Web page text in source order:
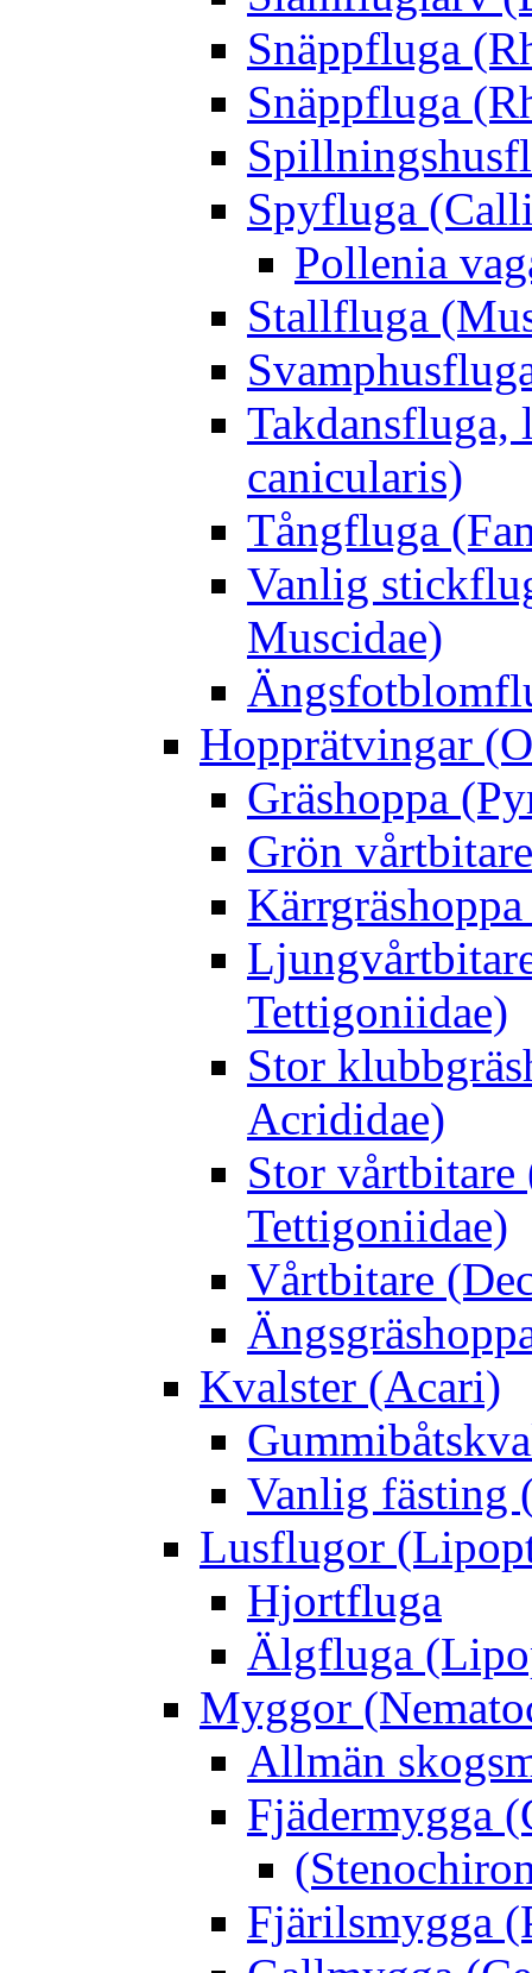
Snäppfluga
Snäppfluga
Spyfluga
Pollenia
Stallfluga
Takdansfluga,
canicularis)
Tångfluga
Vanlig
Muscidae)
Hopprätvingar
Gräshoppa
Grön
Tettigoniidae)
Stor
Acrididae)
Stor
Tettigoniidae)
Vårtbitare
Kvalster (Acari)
Vanlig fästing
Lusflugor
Hjortfluga
Älgfluga
Myggor
Allmän
Fjädermygga
Fjärilsmygga